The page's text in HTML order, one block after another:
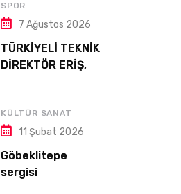
SPOR
7 Ağustos 2026
TÜRKİYELİ TEKNİK
DİREKTÖR ERİŞ,
KÜLTÜR SANAT
11 Şubat 2026
Göbeklitepe
sergisi